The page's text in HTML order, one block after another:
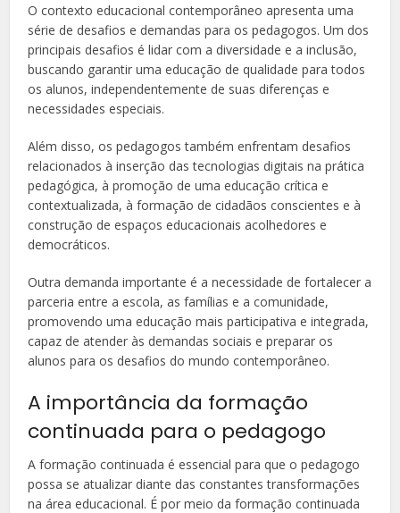
O contexto educacional contemporâneo apresenta uma
série de desafios e demandas para os pedagogos. Um dos
principais desafios é lidar com a diversidade e a inclusão,
buscando garantir uma educação de qualidade para todos
os alunos, independentemente de suas diferenças e
necessidades especiais.
Além disso, os pedagogos também enfrentam desafios
relacionados à inserção das tecnologias digitais na prática
pedagógica, à promoção de uma educação crítica e
contextualizada, à formação de cidadãos conscientes e à
construção de espaços educacionais acolhedores e
democráticos.
Outra demanda importante é a necessidade de fortalecer a
parceria entre a escola, as famílias e a comunidade,
promovendo uma educação mais participativa e integrada,
capaz de atender às demandas sociais e preparar os
alunos para os desafios do mundo contemporâneo.
A importância da formação
continuada para o pedagogo
A formação continuada é essencial para que o pedagogo
possa se atualizar diante das constantes transformações
na área educacional. É por meio da formação continuada